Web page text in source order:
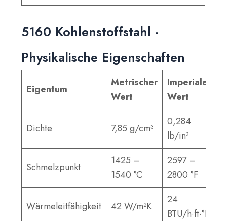
5160 Kohlenstoffstahl -
Physikalische Eigenschaften
Eigentum
Metrischer
Wert
Imperialer
Wert
Dichte 7,85 g/cm³
0,284
lb/in³
Schmelzpunkt
1425 –
1540 °C
2597 –
2800 °F
Wärmeleitfähigkeit 42 W/m²K
24
BTU/h·ft·°F